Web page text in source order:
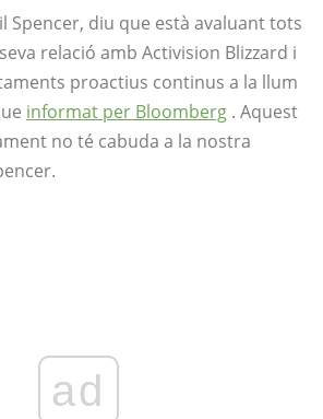
Spencer, diu que està avaluant tots
relació amb Activision Blizzard i
proactius continus a la llum
informat per Bloomberg . Aquest
no té cabuda a la nostra
ad